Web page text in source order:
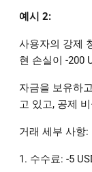
예시 2:
사용자의 강제
현 손실이 -200
자금을 보유하
고 있고, 공제
거래 세부 사항:
1. 수수료: -5